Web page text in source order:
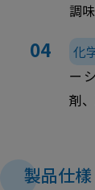
調
化
ー
剤
製品仕樣